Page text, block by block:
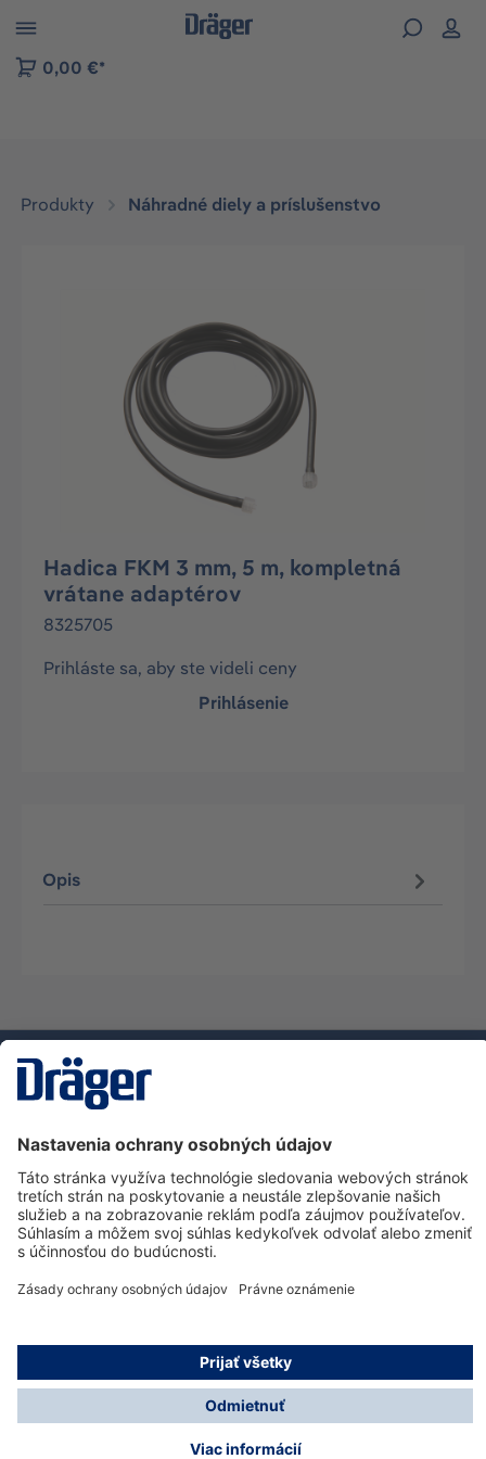
to B2B platform navigation
0,00 €*
Produkty Náhradné diely a príslušenstvo
Hadica FKM 3 mm, 5 m, kompletná
vrátane adaptérov
8325705
Prihláste sa, aby ste videli ceny
Prihlásenie
Opis
Zákaznícka infolinka
O spoločnosti Dräger
Informácie
© Dräger Slovensko, s.r.o., 2025
* Všetky ceny bez. DPH plus náklady na dopravu a
prípadné poplatky za doručenie, ak nie je uvedené inak.